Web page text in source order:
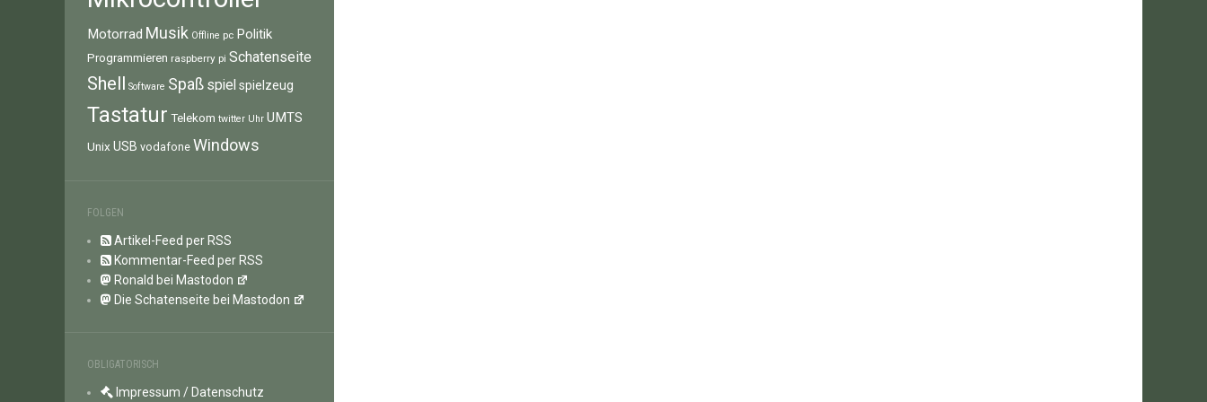
Motorrad Musik Offline pc Politik
Programmieren raspberry pi Schatenseite
Shell Software Spaß spiel spielzeug
Tastatur Telekom twitter Uhr UMTS
Unix USB vodafone Windows
FOLGEN
Artikel-Feed per RSS
Kommentar-Feed per RSS
Ronald bei Mastodon
Die Schatenseite bei Mastodon
OBLIGATORISCH
Impressum / Datenschutz